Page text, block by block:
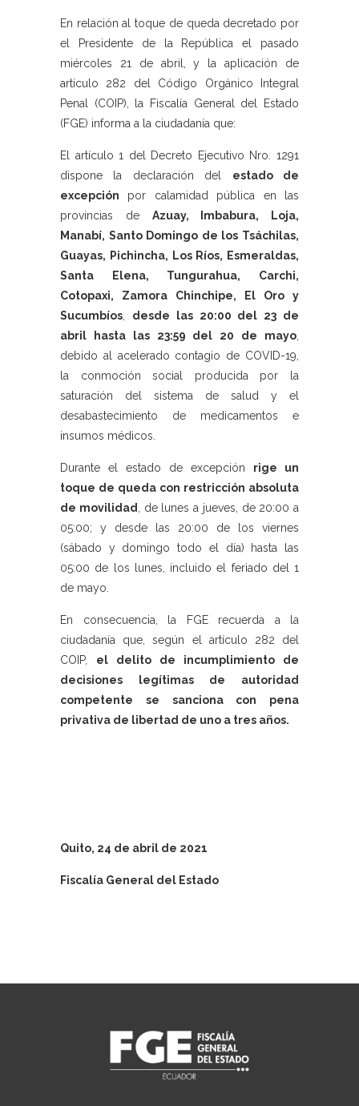
En relación al toque de queda decretado por
el Presidente de la República el pasado
miércoles 21 de abril, y la aplicación de
artículo 282 del Código Orgánico Integral
Penal (COIP), la Fiscalía General del Estado
(FGE) informa a la ciudadanía que:
El artículo 1 del Decreto Ejecutivo Nro. 1291
dispone la declaración del estado de
excepción por calamidad pública en las
provincias de Azuay, Imbabura, Loja,
Manabí, Santo Domingo de los Tsáchilas,
Guayas, Pichincha, Los Ríos, Esmeraldas,
Santa Elena, Tungurahua, Carchi,
Cotopaxi, Zamora Chinchipe, El Oro y
Sucumbíos
desde las 20:00 del 23 de
abril hasta las 23:59 del 20 de mayo
debido al acelerado contagio de COVID-19,
la conmoción social producida por la
saturación del sistema de salud y el
desabastecimiento de medicamentos e
insumos médicos.
Durante el estado de excepción rige un
toque de queda con restricción absoluta
de movilidad
, de lunes a jueves, de 20:00 a
05:00; y desde las 20:00 de los viernes
(sábado y domingo todo el día) hasta las
05:00 de los lunes, incluido el feriado del 1
de mayo.
En consecuencia, la FGE recuerda a la
ciudadanía que, según el artículo 282 del
COIP, el delito de incumplimiento de
decisiones legítimas de autoridad
competente se sanciona con pena
privativa de libertad de uno a tres años.
Quito, 24 de abril de 2021
Fiscalía General del Estado